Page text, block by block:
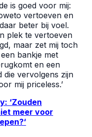
is goed voor mij:
vertoeven en
beter bij voel.
plek te vertoeven
maar zet mij toch
bankje met
en een
die vervolgens zijn
mij priceless.’
‘Zouden
meer voor
‘